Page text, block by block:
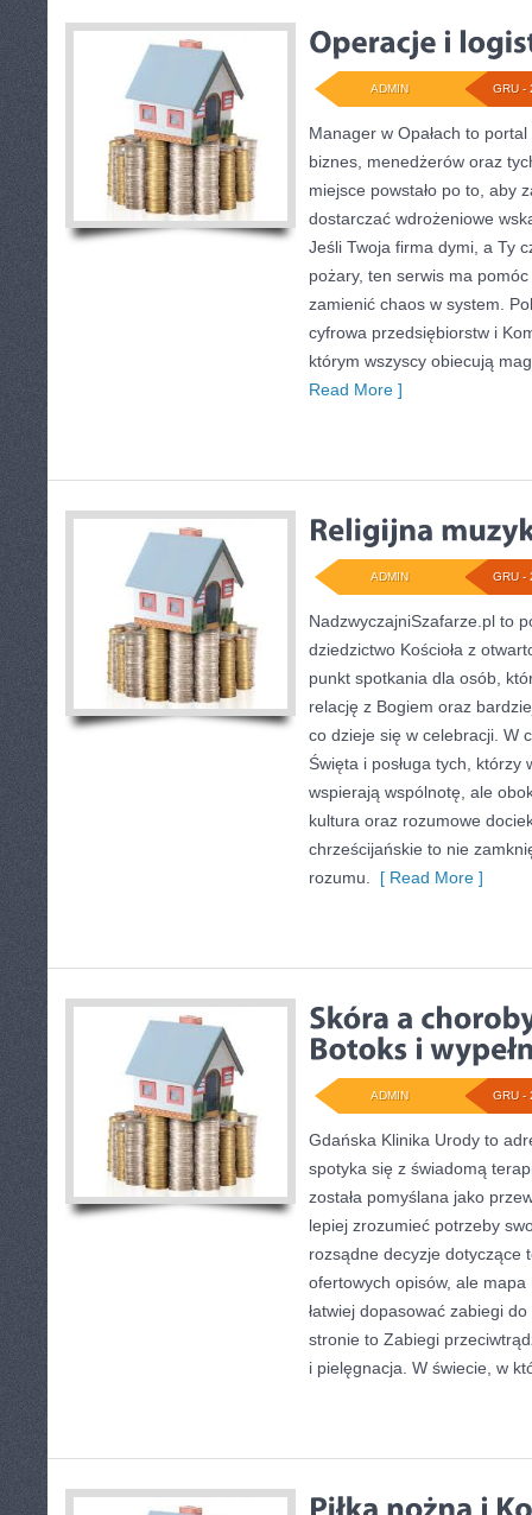
GRU -
ADMIN
Manager w Opałach to
biznes, menedżerów oraz
miejsce powstało po to, aby
dostarczać wdrożeniowe
Jeśli Twoja firma dymi, a Ty
pożary, ten serwis ma
zamienić chaos w system.
cyfrowa przedsiębiorstw i
którym wszyscy obiecują
Read More ]
GRU -
ADMIN
NadzwyczajniSzafarze.pl to
dziedzictwo Kościoła z
punkt spotkania dla osób,
relację z Bogiem oraz
co dzieje się w celebracji. W
Święta i posługa tych, którzy
wspierają wspólnotę, ale
kultura oraz rozumowe
chrześcijańskie to nie
rozumu.
[ Read More ]
GRU -
ADMIN
Gdańska Klinika Urody to
spotyka się z świadomą
została pomyślana jako
lepiej zrozumieć potrzeby
rozsądne decyzje dotyczące
ofertowych opisów, ale
łatwiej dopasować zabiegi
stronie to Zabiegi
i pielęgnacja. W świecie, w